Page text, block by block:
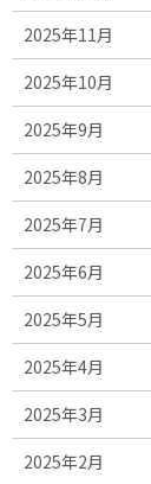
2025年11月
2025年10月
2025年9月
2025年8月
2025年7月
2025年6月
2025年5月
2025年4月
2025年3月
2025年2月